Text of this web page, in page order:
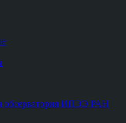
обсерватория ИПЭЭ РАН